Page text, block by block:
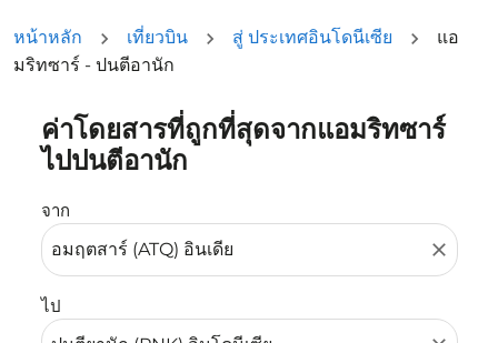
หน้าหลัก เที่ยวบิน สู่ ประเทศอินโดนีเซีย
แอ
มริทซาร์ - ปนตีอานัก
ค่าโดยสารที่ถูกที่สุดจากแอมริทซาร์
ไปปนตีอานัก
จาก
close
ไป
ลองอัปเดตเส้นทางของคุณ (ต้นทางและ/หรือปลายทาง) หรื